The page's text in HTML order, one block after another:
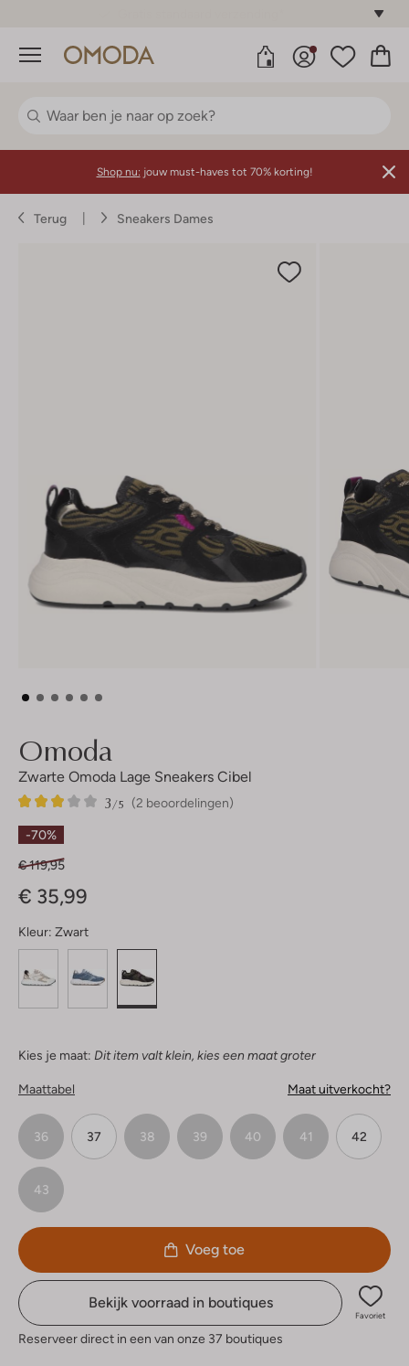
Menu
Shop nu: jouw must-haves tot 70% korting!
Terug Sneakers Dames
Omoda
Zwarte Omoda Lage Sneakers Cibel
(2 beoordelingen)
3/5
2
3
Sterren
-70%
€ 119,95
€ 35,99
Kleur: Zwart
Kies je maat: Dit item valt klein, kies een maat groter
Maattabel Maat uitverkocht?
36 37 38 39 40 41 42
43
Voeg toe
Bekijk voorraad in boutiques
Favoriet
Reserveer direct in een van onze 37 boutiques